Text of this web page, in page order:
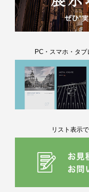
PC・スマホ・タブ
リスト表示